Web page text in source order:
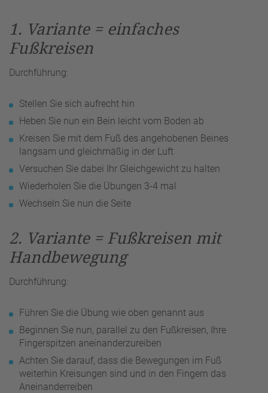
1. Variante = einfaches
Fußkreisen
Durchführung:
Stellen Sie sich aufrecht hin
Heben Sie nun ein Bein leicht vom Boden ab
Kreisen Sie mit dem Fuß des angehobenen Beines
langsam und gleichmäßig in der Luft
Versuchen Sie dabei Ihr Gleichgewicht zu halten
Wiederholen Sie die Übungen 3-4 mal
Wechseln Sie nun die Seite
2. Variante = Fußkreisen mit
Handbewegung
Durchführung:
Führen Sie die Übung wie oben genannt aus
Beginnen Sie nun, parallel zu den Fußkreisen, Ihre
Fingerspitzen aneinanderzureiben
Achten Sie darauf, dass die Bewegungen im Fuß
weiterhin Kreisungen sind und in den Fingern das
Aneinanderreiben